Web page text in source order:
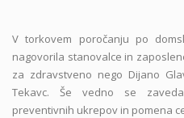
V torkovem poročanju po
nagovorila stanovalce in
za zdravstveno nego Dijano
Tekavc. Še vedno se
preventivnih ukrepov in pomena